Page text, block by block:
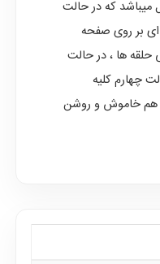
میباشد که در حالت
بر روی صفحه
حلقه ها ، در حالت
چهارم کلیه
هم خاموش و روشن